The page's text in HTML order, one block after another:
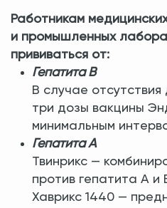
Работникам
и промышленных
прививаться от:
Гепатита В
В случае
три дозы вакцины
минимальным
Гепатита А
Твинрикс —
против гепатита А и
Хаврикс 1440 —